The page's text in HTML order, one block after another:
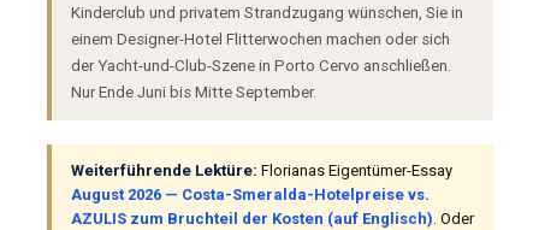
Kinderclub und privatem Strandzugang wünschen, Sie in
einem Designer-Hotel Flitterwochen machen oder sich
der Yacht-und-Club-Szene in Porto Cervo anschließen.
Nur Ende Juni bis Mitte September.
Weiterführende Lektüre: Florianas Eigentümer-Essay
August 2026 — Costa-Smeralda-Hotelpreise vs.
AZULIS zum Bruchteil der Kosten (auf Englisch). Oder